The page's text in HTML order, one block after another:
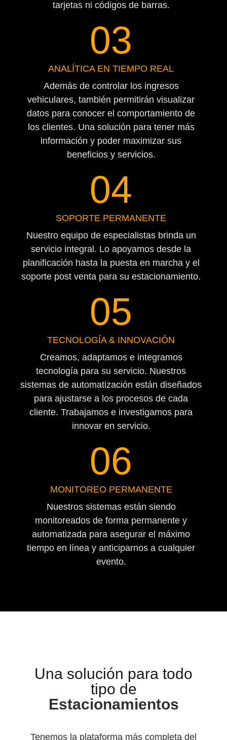
tarjetas ni códigos de barras.
03
ANALÍTICA EN TIEMPO REAL
Además de controlar los ingresos
vehiculares, también permitirán visualizar
datos para conocer el comportamiento de
los clientes. Una solución para tener más
información y poder maximizar sus
beneficios y servicios.
04
SOPORTE PERMANENTE
Nuestro equipo de especialistas brinda un
servicio integral. Lo apoyamos desde la
planificación hasta la puesta en marcha y el
soporte post venta para su estacionamiento.
05
TECNOLOGÍA & INNOVACIÓN
Creamos, adaptamos e integramos
tecnología para su servicio. Nuestros
sistemas de automatización están diseñados
para ajustarse a los procesos de cada
cliente. Trabajamos e investigamos para
innovar en servicio.
06
MONITOREO PERMANENTE
Nuestros sistemas están siendo
monitoreados de forma permanente y
automatizada para asegurar el máximo
tiempo en línea y anticiparnos a cualquier
evento.
Una solución para todo
tipo de
Estacionamientos
Tenemos la plataforma más completa del